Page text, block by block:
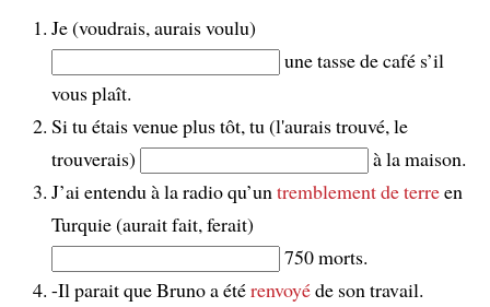
Je (voudrais, aurais voulu)
une tasse de café s’il
vous plaît.
Si tu étais venue plus tôt, tu (l'aurais trouvé, le
trouverais)
à la maison.
J’ai entendu à la radio qu’un tremblement de terreen
Turquie (aurait fait, ferait)
750 morts.
-Il parait que Bruno a étérenvoyéde son travail.